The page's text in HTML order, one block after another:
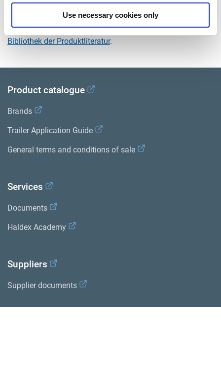
Use necessary cookies only
Dokumente
Sehen Sie sich alle verwandten Publikationen in unserem
Bibliothek der Produktliteratur.
Product catalogue
Brands
Trailer Application Guide
General terms and conditions of sale
Services
Documents
Haldex Academy
Suppliers
Supplier documents